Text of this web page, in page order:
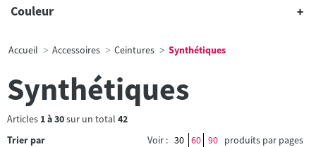
Couleur
Accueil Accessoires Ceintures Synthétiques
Synthétiques
Articles 1à30sur un total 42
Trier par
Voir : 30 60 90 produits par pages